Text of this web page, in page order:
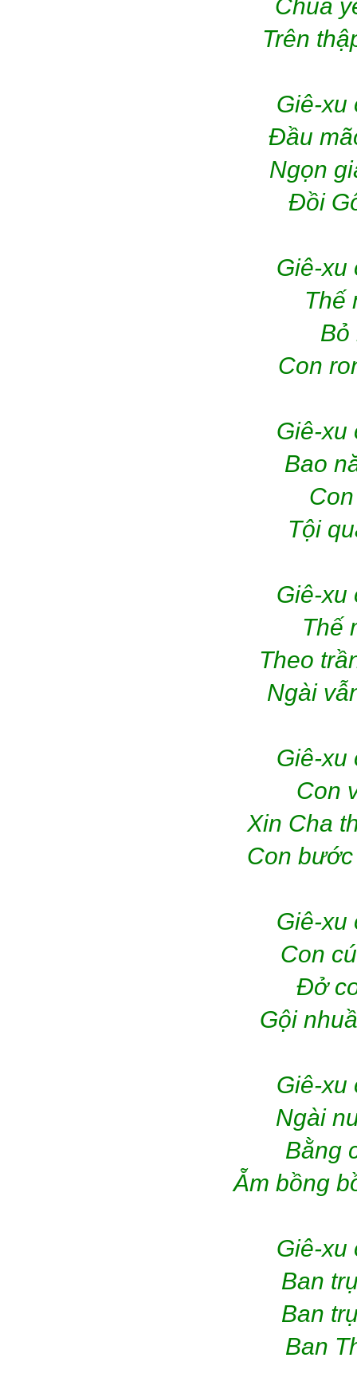
Chúa
Trên
Giê-xu
Đầu
Ngọn
Đồi
Giê-xu
Thế
Bỏ
Con
Giê-xu
Bao
Tội
Giê-xu
Thế
Theo
Ngài
Giê-xu
Con
Xin Cha
Con
Giê-xu
Con
Đở
Gội
Giê-xu
Ngài
Bằng
Ẵm bồng
Giê-xu
Ban
Ban
Ban